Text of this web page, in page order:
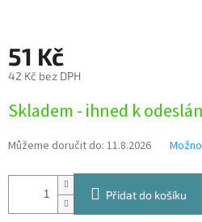
51 Kč
42 Kč bez DPH
cena:
Skladem - ihned k
Můžeme doručit do: 11.8.2026
Přidat do košíku